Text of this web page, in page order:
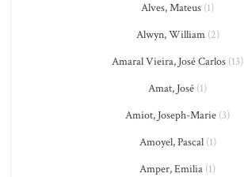
Alves, Mateus (1)
Alwyn, William(2)
Amaral Vieira, José Carlos (13)
Amat, José (1)
Amiot, Joseph-Marie (3)
Amoyel, Pascal(1)
Amper, Emilia (1)